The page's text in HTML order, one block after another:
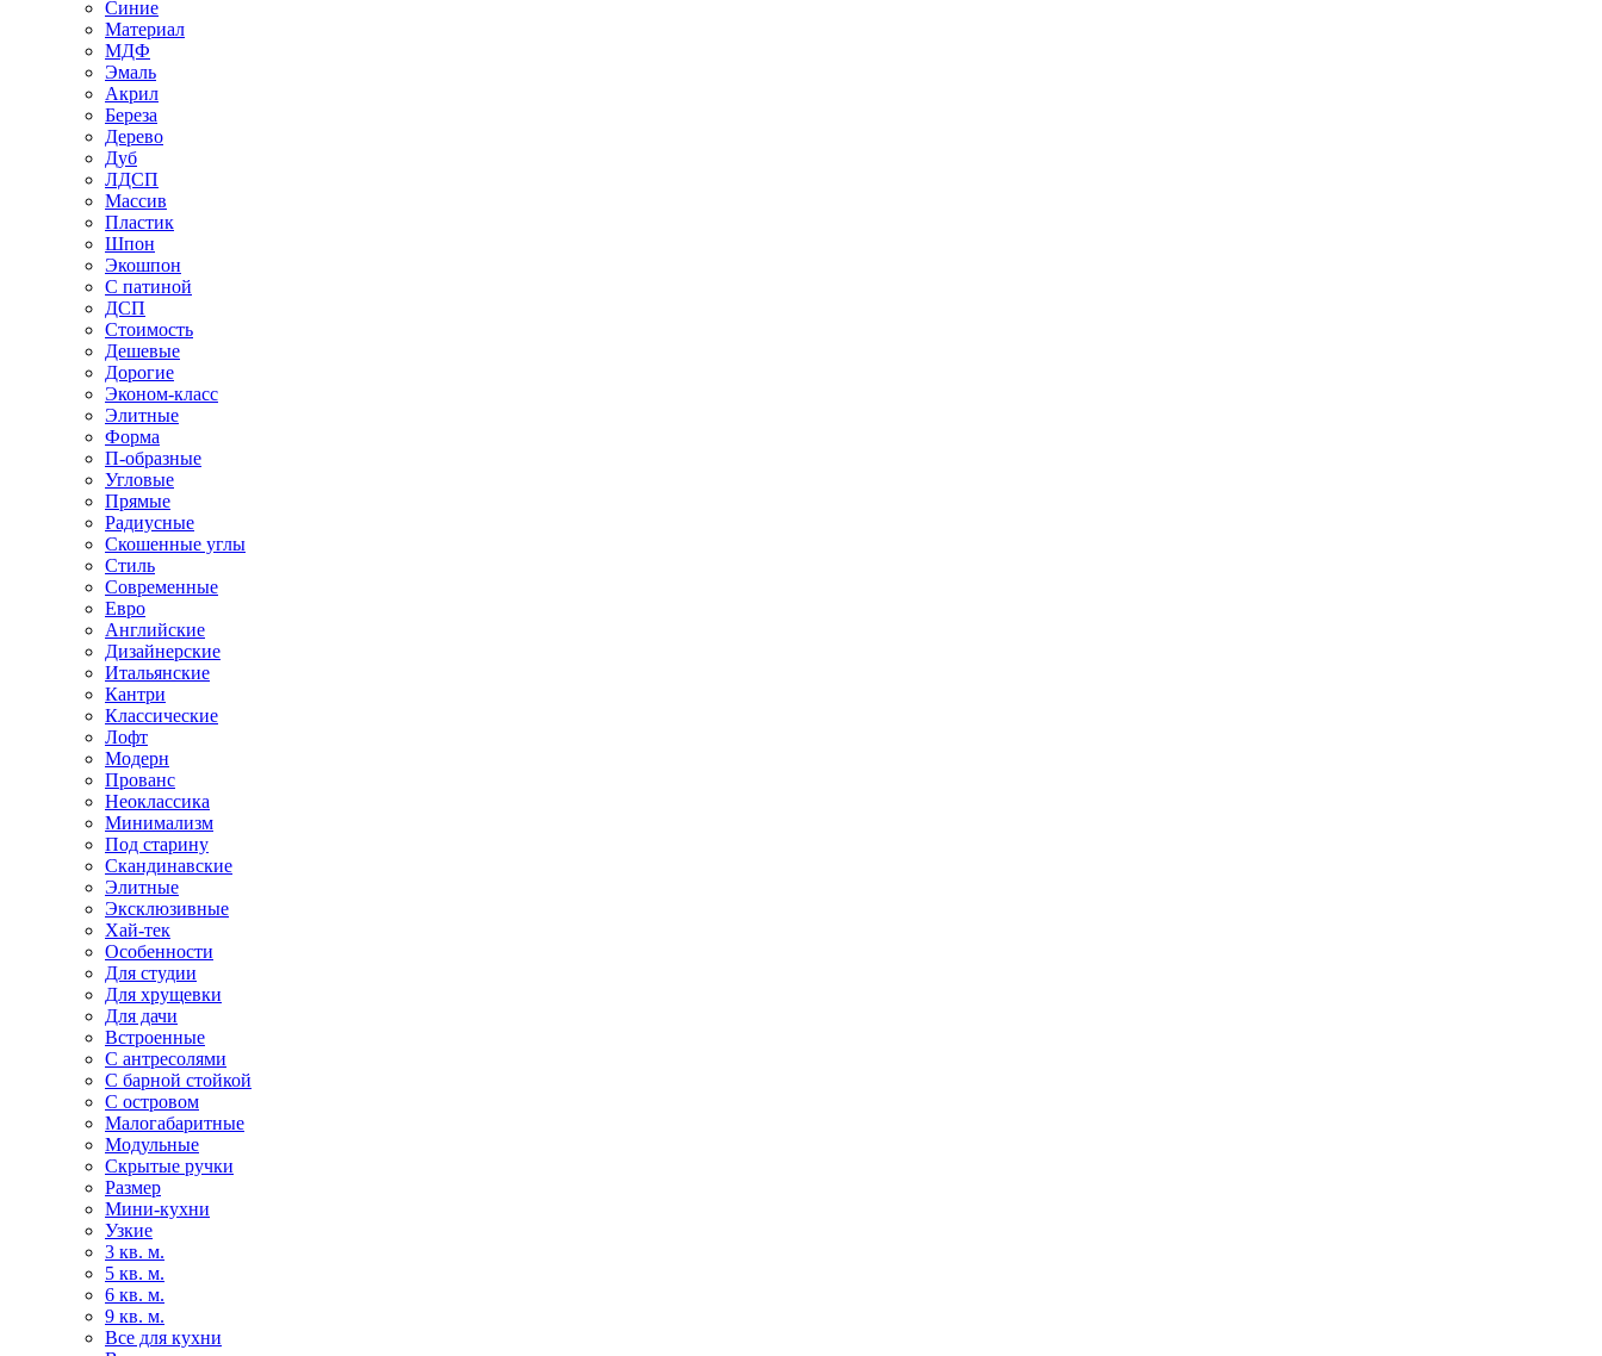
Синие
Материал
МДФ
Эмаль
Акрил
Береза
Дерево
Дуб
ЛДСП
Массив
Пластик
Шпон
Экошпон
С патиной
ДСП
Стоимость
Дешевые
Дорогие
Эконом-класс
Элитные
Форма
П-образные
Угловые
Прямые
Радиусные
Скошенные углы
Стиль
Современные
Евро
Английские
Дизайнерские
Итальянские
Кантри
Классические
Лофт
Модерн
Прованс
Неоклассика
Минимализм
Под старину
Скандинавские
Элитные
Эксклюзивные
Хай-тек
Особенности
Для студии
Для хрущевки
Для дачи
Встроенные
С антресолями
С барной стойкой
С островом
Малогабаритные
Модульные
Скрытые ручки
Размер
Мини-кухни
Узкие
3 кв. м.
5 кв. м.
6 кв. м.
9 кв. м.
Все для кухни